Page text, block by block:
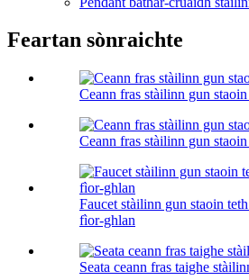
Feartan sònraichte
Ceann fras stàilinn gun
Ceann fras stàilinn gun
Faucet stàilinn gun staoin
fìor-ghlan
Seata ceann fras taighe